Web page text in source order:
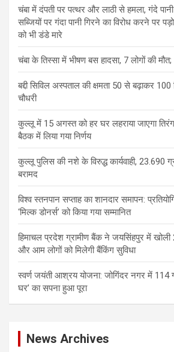
चंबा में दंपती पर पत्थर और लाठी से हमला, गंदे
सब्जियों पर गंदा पानी गिरने का विरोध करने पर
को भी डंडे मारे
चंबा के तिस्सा में भीषण बस हादसा, 7 लोगों की
बद्दी सिविल अस्पताल की क्षमता 50 से बढ़ाकर
चौधरी
कुल्लू में 15 अगस्त को हर घर लहराया जाएगा
बैठक में लिया गया निर्णय
कुल्लू पुलिस की नशे के विरुद्ध कार्यवाही, 23.690
बरामद
विश्व स्तनपान सप्ताह का शानदार समापन:
‘मिल्क डोनर्स’ को किया गया सम्मानित
हिमाचल प्रदेश ग्रामीण बैंक ने जयसिंहपुर में खोली
और आम लोगों को मिलेगी बैंकिंग सुविधा
स्वर्ण जयंती आश्रय योजना: जोगिंदर नगर में 114
घर’ का सपना हुआ पूरा
News Archives